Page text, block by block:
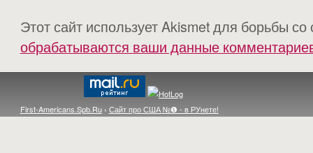
Этот сайт использует Akismet для борьбы
обрабатываются ваши данные
First-Americans.Spb.Ru› Сайт про США №❶ - в РУнете!